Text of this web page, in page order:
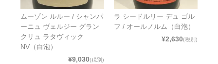
ムーゾン ルルー / シャンパ
ーニュ ヴェルジー グラン
クリュ ラタヴィック
NV（白泡）
¥9,030(税別)
ラ シードルリー デュ ゴル
フ / オールノルム（白泡）
¥2,630(税別)